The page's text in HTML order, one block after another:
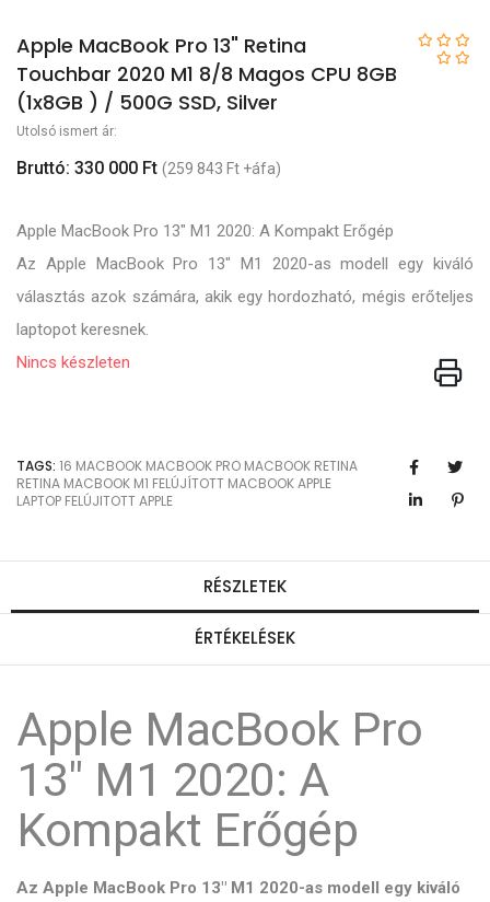
Apple MacBook Pro 13" Retina
Touchbar 2020 M1 8/8 Magos CPU 8GB
(1x8GB ) / 500G SSD, Silver
Utolsó ismert ár:
Bruttó: 330 000 Ft (259 843 Ft +áfa)
Apple MacBook Pro 13" M1 2020: A Kompakt Erőgép
Az Apple MacBook Pro 13" M1 2020-as modell egy kiváló
választás azok számára, akik egy hordozható, mégis erőteljes
laptopot keresnek.
Nincs készleten
TAGS: 16 MACBOOK MACBOOK PRO MACBOOK RETINA
RETINA MACBOOK M1 FELÚJÍTOTT MACBOOKAPPLE
LAPTOP FELÚJITOTT APPLE
RÉSZLETEK
ÉRTÉKELÉSEK
Apple MacBook Pro
13" M1 2020: A
Kompakt Erőgép
Az Apple MacBook Pro 13" M1 2020-as modell egy kiváló